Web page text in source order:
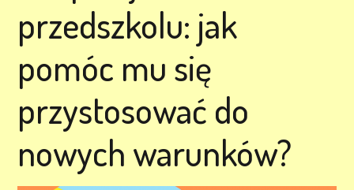
przedszkolu: jak
pomóc mu się
przystosować do
nowych warunków?